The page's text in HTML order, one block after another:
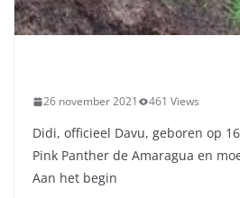
26 november 2021 461 Views
Didi, officieel Davu, geboren op
Pink Panther de Amaragua en
Aan het begin